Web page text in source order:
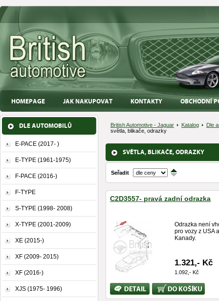
HOMEPAGE JAK NAKUPOVAT KONTAKTY OBCHODNÍ
DLE AUTOMOBILŮ
E-PACE (2017- )
E-TYPE (1961-1975)
F-PACE (2016-)
F-TYPE
S-TYPE (1998- 2008)
X-TYPE (2001-2009)
XE (2015-)
XF (2009- 2015)
XF (2016-)
XJS (1975- 1996)
British Automotive - Jaguar Katalog
Dle
světla, blikače, odrazky
SVĚTLA, BLIKAČE, ODRAZKY
Seřadit ↑
↓
C2D3557- pravá zadní odrazka
Odrazka není
pro vozy z USA a
Kanady.
1.321,- Kč
1.092,- Kč
Bližší
informace
Koupit